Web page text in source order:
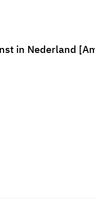
in Nederland